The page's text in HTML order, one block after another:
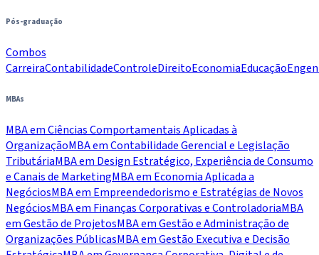
Pós-graduação
Combos
CarreiraContabilidadeControleDireitoEconomiaEducação
MBAs
MBA em Ciências Comportamentais Aplicadas à
OrganizaçãoMBA em Contabilidade Gerencial e Legislação
TributáriaMBA em Design Estratégico, Experiência de Consumo
e Canais de MarketingMBA em Economia Aplicada a
NegóciosMBA em Empreendedorismo e Estratégias de Novos
NegóciosMBA em Finanças Corporativas e ControladoriaMBA
em Gestão de ProjetosMBA em Gestão e Administração de
Organizações PúblicasMBA em Gestão Executiva e Decisão